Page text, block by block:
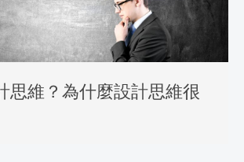
思維？為什麼設計思維很